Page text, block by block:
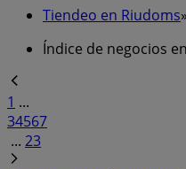
Tiendeo en Riudoms»
Índice de negocios
1 ...
34567
... 23